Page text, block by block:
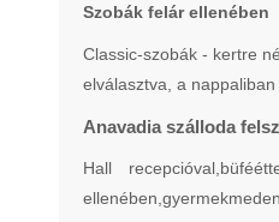
Szobák felár ellenében
Classic-szobák - kertre
elválasztva, a
Anavadia szálloda
Hall